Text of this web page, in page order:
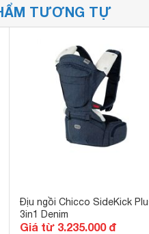
TƯƠNG TỰ
Địu ngồi Chicco SideKick
3in1 Denim
Giá từ 3.235.000 đ